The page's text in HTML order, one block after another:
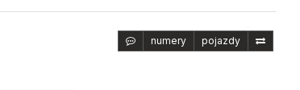
numery pojazdy